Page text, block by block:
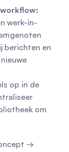
werk-in-
berichten en
op in de
om
→